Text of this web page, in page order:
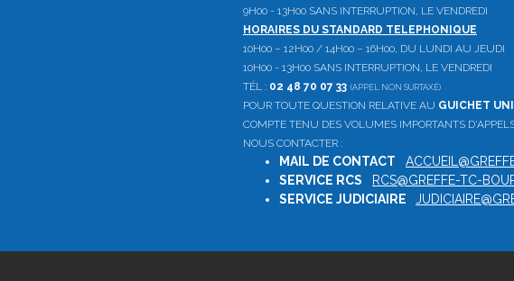
9H00 - 13H00 SANS INTERRUPTION, LE VENDREDI
HORAIRES DU STANDARD TELEPHONIQUE
10H00 – 12H00 / 14H00 – 16H00, DU LUNDI AU JEUDI
10H00 - 13H00 SANS INTERRUPTION, LE VENDREDI
TÉL : 02 48 70 07 33 (APPEL NON SURTAXÉ)
POUR TOUTE QUESTION RELATIVE AU GUICHET
COMPTE TENU DES VOLUMES IMPORTANTS
NOUS CONTACTER :
MAIL DE CONTACT
SERVICE RCS
RCS@GREFFE-TC-
SERVICE JUDICIAIRE